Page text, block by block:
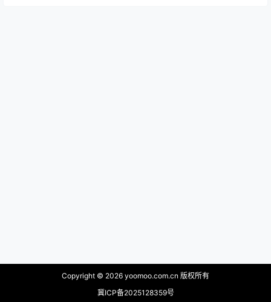
Copyright © 2026 yoomoo.com.cn 版权所有
冀ICP备2025128359号